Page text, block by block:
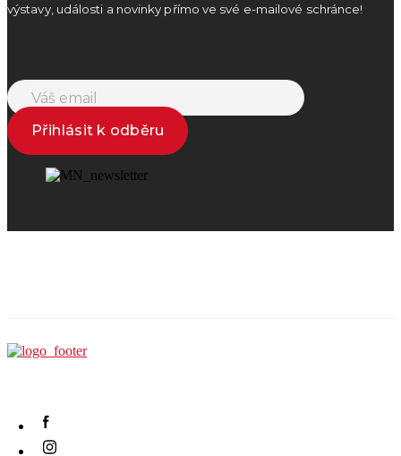
výstavy, události a novinky přímo ve své e-mailové schránce!
Přihlásit k odběru